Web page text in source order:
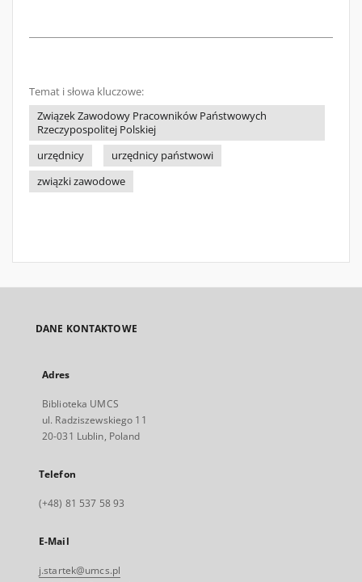
Temat i słowa kluczowe:
Związek Zawodowy Pracowników Państwowych
Rzeczypospolitej Polskiej
urzędnicy
urzędnicy państwowi
związki zawodowe
DANE KONTAKTOWE
Adres
Biblioteka UMCS
ul. Radziszewskiego 11
20-031 Lublin, Poland
Telefon
(+48) 81 537 58 93
E-Mail
j.startek@umcs.pl